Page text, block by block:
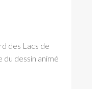
des Lacs de
du dessin animé